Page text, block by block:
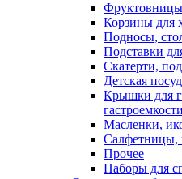
Фруктовницы
Корзины для
Подносы,
Подставки
Скатерти,
Детская
Крышки для
гастроемкости
Масленки,
Салфетницы,
Прочее
Наборы для